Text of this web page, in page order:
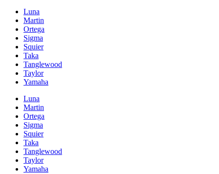
Luna
Martin
Ortega
Sigma
Squier
Taka
Tanglewood
Taylor
Yamaha
Luna
Martin
Ortega
Sigma
Squier
Taka
Tanglewood
Taylor
Yamaha